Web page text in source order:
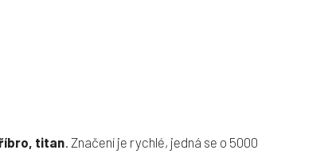
titan . Značení je rychlé, jedná se o 5000